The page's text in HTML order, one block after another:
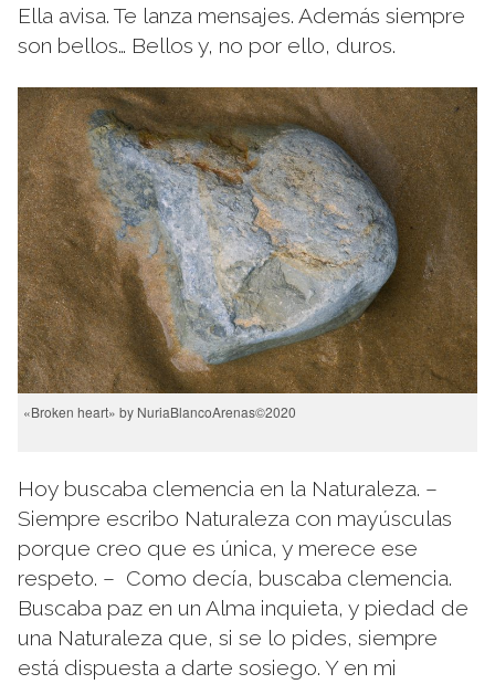
Ella avisa. Te lanza mensajes. Además siempre
son bellos… Bellos y, no por ello, duros.
«Broken heart» by NuriaBlancoArenas©2020
Hoy buscaba clemencia en la Naturaleza. –
Siempre escribo Naturaleza con mayúsculas
porque creo que es única, y merece ese
respeto. – Como decía, buscaba clemencia.
Buscaba paz en un Alma inquieta, y piedad de
una Naturaleza que, si se lo pides, siempre
está dispuesta a darte sosiego. Y en mi